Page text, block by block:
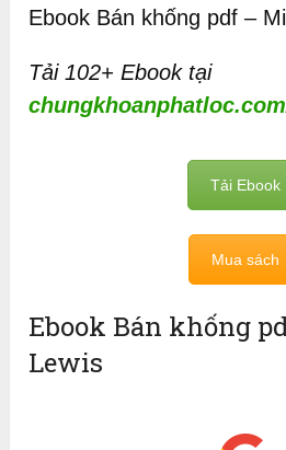
Ebook Bán khống pdf –
Tải 102+ Ebook tại
Tải Ebook
Mua sách
Ebook Bán khống
Lewis